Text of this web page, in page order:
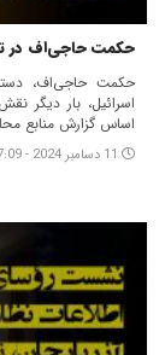
حکمت حاجی‌اف در
حکمت حاجی‌اف،
اسرائیل، بار دیگر
اساس گزارش منابع
11 دسامبر 2024 - 17:09